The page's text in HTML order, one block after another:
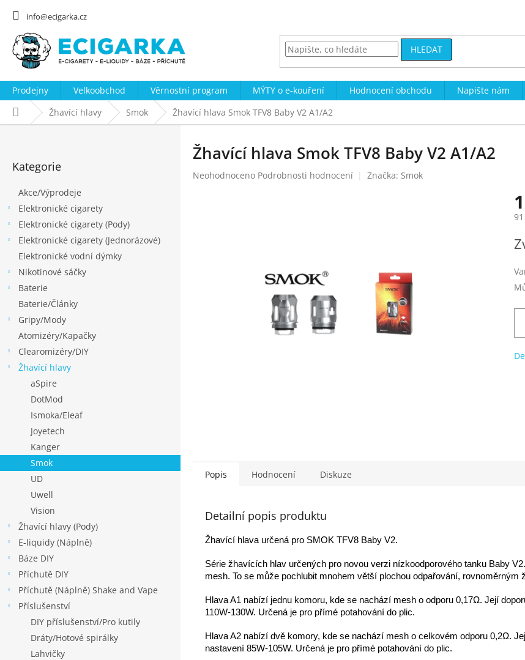
info@ecigarka.cz
HLEDAT
Prodejny Velkoobchod Věrnostní program MÝTY o e-kouření Hodnocení obchodu Napište nám
Domů Žhavící hlavy Smok Žhavící hlava Smok TFV8 Baby V2 A1/A2
kategorie
Kategorie
Akce/Výprodeje
Elektronické cigarety
Elektronické cigarety (Pody)
Elektronické cigarety (Jednorázové)
Elektronické vodní dýmky
Nikotinové sáčky
Baterie
Baterie/Články
Gripy/Mody
Atomizéry/Kapačky
Clearomizéry/DIY
Žhavící hlavy
aSpire
DotMod
Ismoka/Eleaf
Joyetech
Kanger
Smok
UD
Uwell
Vision
Žhavící hlavy (Pody)
E-liquidy (Náplně)
Báze DIY
Příchutě DIY
Příchutě (Náplně) Shake and Vape
Příslušenství
DIY příslušenství/Pro kutily
Dráty/Hotové spirálky
Lahvičky
Žhavící hlava Smok TFV8 Baby V2 A1/A2
Průměrné
Neohodnoceno Podrobnosti hodnocení Značka: Smok
Popis Hodnocení Diskuze
Detailní popis produktu
Žhavící hlava určená pro SMOK TFV8 Baby V2.
Série žhavících hlav určených pro novou verzi nízkoodporového tanku Baby
mesh. To se může pochlubit mnohem větší plochou odpařování,
Hlava A1 nabízí jednu komoru, kde se nachází mesh o odporu 0,17Ω. Její
110W-130W. Určená je pro přímé potahování do plic.
Hlava A2 nabízí dvě komory, kde se nachází mesh o celkovém odporu 0,2Ω.
nastavení 85W-105W. Určená je pro přímé potahování do plic.